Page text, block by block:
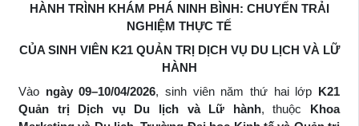
HÀNH TRÌNH KHÁM PHÁ NINH BÌNH: CHUYẾN TRẢI
NGHIỆM THỰC TẾ
CỦA SINH VIÊN K21 QUẢN TRỊ DỊCH VỤ DU LỊCH VÀ LỮ
HÀNH
Vào ngày 09–10/04/2026, sinh viên năm thứ hai lớp K21
Quản trị Dịch vụ Du lịch và Lữ hành, thuộc Khoa